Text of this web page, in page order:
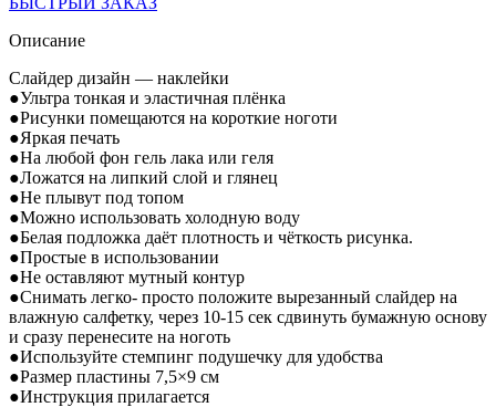
№64
Описание
Слайдер дизайн — наклейки
●Ультра тонкая и эластичная плёнка
●Рисунки помещаются на короткие ноготи
●Яркая печать
●На любой фон гель лака или геля
●Ложатся на липкий слой и глянец
●Не плывут под топом
●Можно использовать холодную воду
●Белая подложка даёт плотность и чёткость рисунка.
●Простые в использовании
●Не оставляют мутный контур
●Снимать легко- просто положите вырезанный слайдер на
влажную салфетку, через 10-15 сек сдвинуть бумажную основу
и сразу перенесите на ноготь
●Используйте стемпинг подушечку для удобства
●Размер пластины 7,5×9 см
●Инструкция прилагается